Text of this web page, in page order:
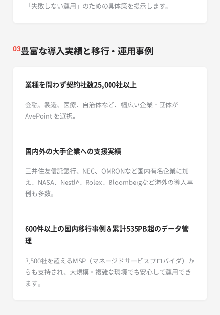
「失敗しない運用」のための具体策を提示します。
03豊富な導入実績と移行・運用事例
業種を問わず契約社数25,000社以上
金融、製造、医療、自治体など、幅広い企業・団体が
AvePoint を選択。
国内外の大手企業への支援実績
三井住友信託銀行、NEC、OMRONなど国内有名企業に加
え、NASA、Nestlé、Rolex、Bloombergなど海外の導入事
例も多数。
600件以上の国内移行事例＆累計535PB超のデータ管
理
3,500社を超えるMSP（マネージドサービスプロバイダ）か
らも支持され、大規模・複雑な環境でも安心して運用でき
ます。